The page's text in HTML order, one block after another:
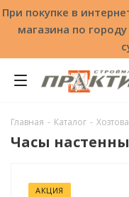
При покупке в
магазина по
Главная - Каталог -
Часы
АКЦИЯ